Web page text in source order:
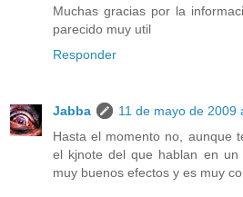
Muchas gracias por la
parecido muy util
Responder
Jabba
11 de mayo de 2009
Hasta el momento no, aunque
el kjnote del que hablan en un
muy buenos efectos y es muy